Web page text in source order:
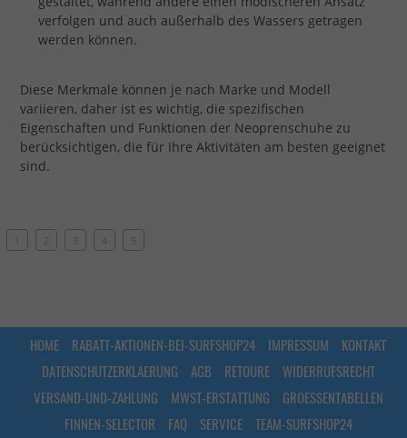
verfolgen und auch außerhalb des Wassers getragen
werden können.
Diese Merkmale können je nach Marke und Modell
variieren, daher ist es wichtig, die spezifischen
Eigenschaften und Funktionen der Neoprenschuhe zu
berücksichtigen, die für Ihre Aktivitäten am besten geeignet
sind.
4
HOME RABATT-AKTIONEN-BEI-SURFSHOP24 IMPRESSUM
KONTAKT
DATENSCHUTZERKLAERUNG
AGB RETOURE
WIDERRUFSRECHT
VERSAND-UND-ZAHLUNG
MWST-ERSTATTUNG
GROESSENTABELLEN
FINNEN-SELECTOR
FAQ SERVICE
TEAM-SURFSHOP24